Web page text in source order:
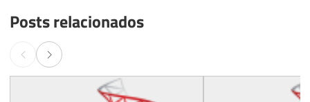
Posts relacionados